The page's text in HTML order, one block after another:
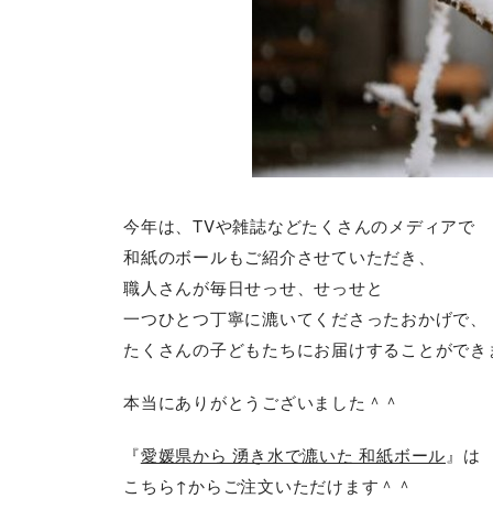
今年は、TVや雑誌などたくさんのメディアで
和紙のボールもご紹介させていただき、
職人さんが毎日せっせ、せっせと
一つひとつ丁寧に漉いてくださったおかげで、
たくさんの子どもたちにお届けすることができ
本当にありがとうございました＾＾
『愛媛県から 湧き水で漉いた 和紙ボール 』は
こちら↑からご注文いただけます＾＾